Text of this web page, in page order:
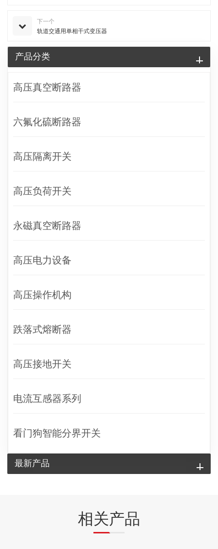
下一个
轨道交通用单相干式变压器
产品分类
高压真空断路器
六氟化硫断路器
高压隔离开关
高压负荷开关
永磁真空断路器
高压电力设备
高压操作机构
跌落式熔断器
高压接地开关
电流互感器系列
看门狗智能分界开关
最新产品
相关产品